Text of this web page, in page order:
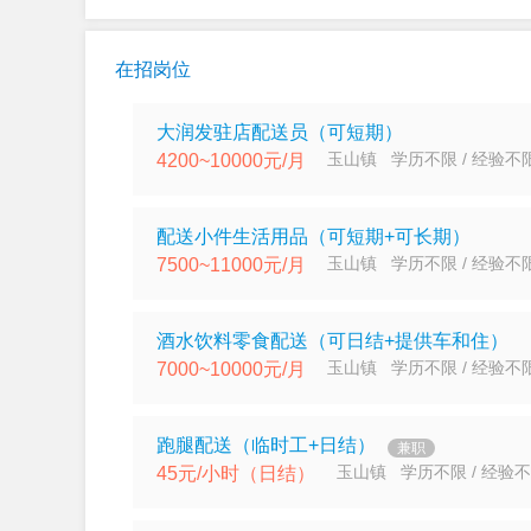
在招岗位
大润发驻店配送员（可短期）
4200~10000元/月 玉山镇 学历不限 / 经验不
配送小件生活用品（可短期+可长期）
7500~11000元/月 玉山镇 学历不限 / 经验不
酒水饮料零食配送（可日结+提供车和住）
7000~10000元/月 玉山镇 学历不限 / 经验不
跑腿配送（临时工+日结） 兼职
45元/小时（日结） 玉山镇 学历不限 / 经验